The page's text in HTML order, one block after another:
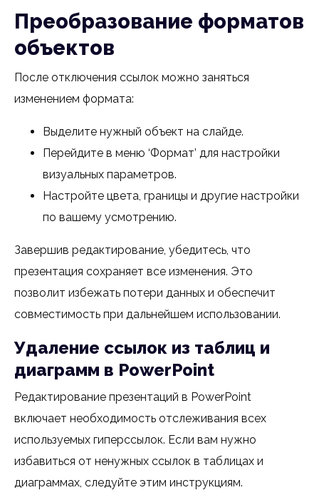
Преобразование форматов
объектов
После отключения ссылок можно заняться
изменением формата:
Выделите нужный объект на слайде.
Перейдите в меню ‘Формат’ для настройки
визуальных параметров.
Настройте цвета, границы и другие настройки
по вашему усмотрению.
Завершив редактирование, убедитесь, что
презентация сохраняет все изменения. Это
позволит избежать потери данных и обеспечит
совместимость при дальнейшем использовании.
Удаление ссылок из таблиц и
диаграмм в PowerPoint
Редактирование презентаций в PowerPoint
включает необходимость отслеживания всех
используемых гиперссылок. Если вам нужно
избавиться от ненужных ссылок в таблицах и
диаграммах, следуйте этим инструкциям.